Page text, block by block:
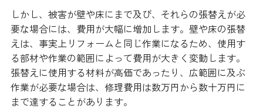
しかし、被害が壁や床にまで及び、それらの張替えが必
要な場合には、費用が大幅に増加します。壁や床の張替
えは、事実上リフォームと同じ作業になるため、使用す
る部材や作業の範囲によって費用が大きく変動します。
張替えに使用する材料が高価であったり、広範囲に及ぶ
作業が必要な場合は、修理費用は数万円から数十万円に
まで達することがあります。